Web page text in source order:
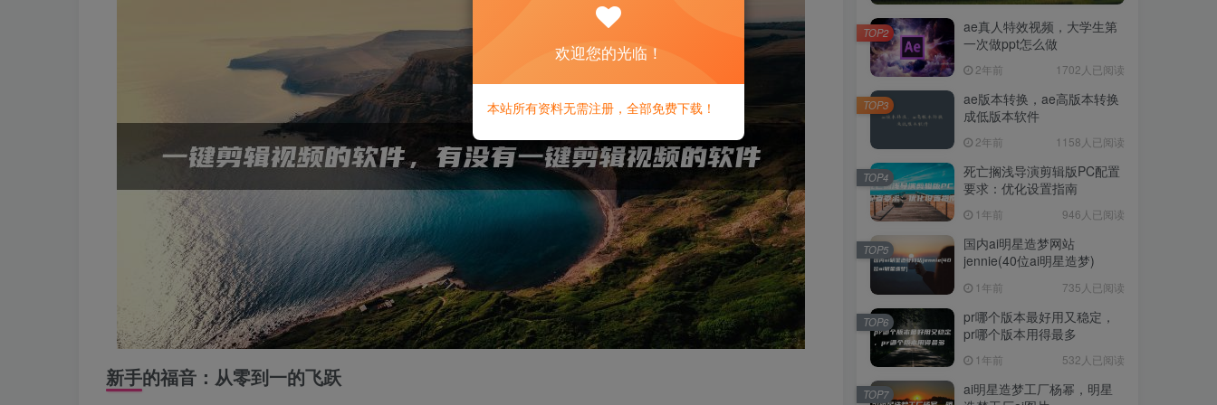
新手的福音：从零到一的飞跃
ae真人特效视频，大学生第
一次做ppt怎么做
2年前 1702人已阅读
TOP2
ae版本转换，ae高版本转换
成低版本软件
2年前 1158人已阅读
TOP3
死亡搁浅导演剪辑版PC配置
要求：优化设置指南
1年前 946人已阅读
TOP4
国内ai明星造梦网站
jennie(40位ai明星造梦)
1年前 735人已阅读
TOP5
pr哪个版本最好用又稳定，
pr哪个版本用得最多
1年前 532人已阅读
TOP6
ai明星造梦工厂杨幂，明星
TOP7
欢迎您的光临！
本站所有资料无需注册，全部免费下载！